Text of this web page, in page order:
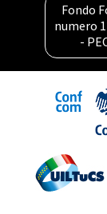
Fondo
numero
-